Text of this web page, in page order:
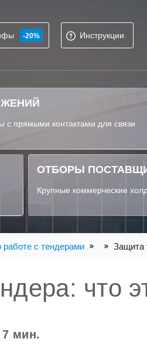
-20% Инструкции
с прямыми контактами для связи
ОТБОРЫ
Крупные коммерческие
с тендерами Защита
что
7 мин.